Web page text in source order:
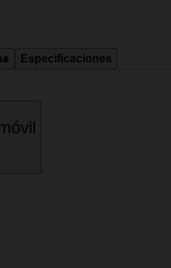
Especificaciones